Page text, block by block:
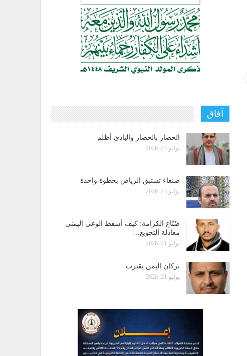
آفاق
الحصار بالحصار والبادئ أظلم
يوليو 23, 2026
صنعاء تستبق الرياض بخطوة واحدة
يوليو 23, 2026
صُنّاع الكرامة: كيف أسقط الوعي اليمني
معادلة التجويع…
يوليو 21, 2026
بركان اليمن يقترب
يوليو 21, 2026